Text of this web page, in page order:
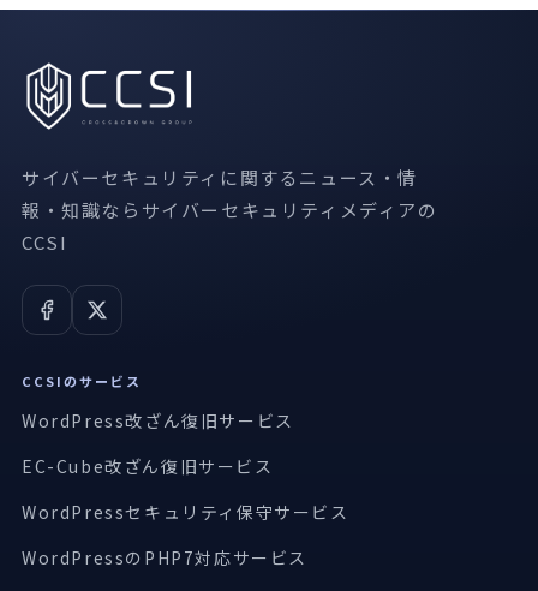
サイバーセキュリティに関するニュース・情
報・知識ならサイバーセキュリティメディアの
CCSI
CCSIのサービス
WordPress改ざん復旧サービス
EC-Cube改ざん復旧サービス
WordPressセキュリティ保守サービス
WordPressのPHP7対応サービス